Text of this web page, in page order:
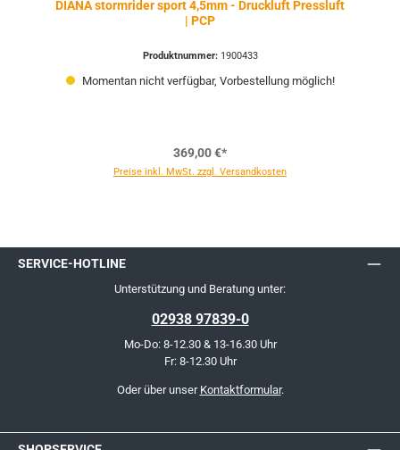
DIANA stormrider sport 4,5mm - Druckluft Pressluft
| PCP
Produktnummer: 1900433
Momentan nicht verfügbar, Vorbestellung möglich!
369,00 €*
Preise inkl. MwSt. zzgl. Versandkosten
SERVICE-HOTLINE
Unterstützung und Beratung unter:
02938 97839-0
Mo-Do: 8-12.30 & 13-16.30 Uhr
Fr: 8-12.30 Uhr
Oder über unser Kontaktformular.